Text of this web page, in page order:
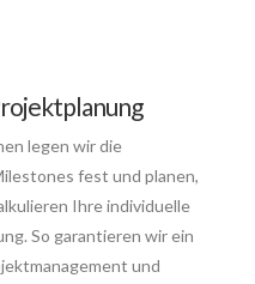
legen wir die
fest und planen,
Ihre individuelle
So garantieren wir ein
und